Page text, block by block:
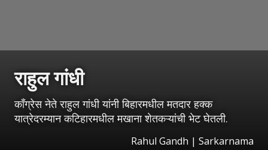
राहुल गांधी
काँग्रेस नेते राहुल गांधी यांनी बिहारमधील मतदार हक्क
यात्रेदरम्यान कटिहारमधील मखाना शेतकऱ्यांची भेट घेतली.
Rahul Gandh | Sarkarnama